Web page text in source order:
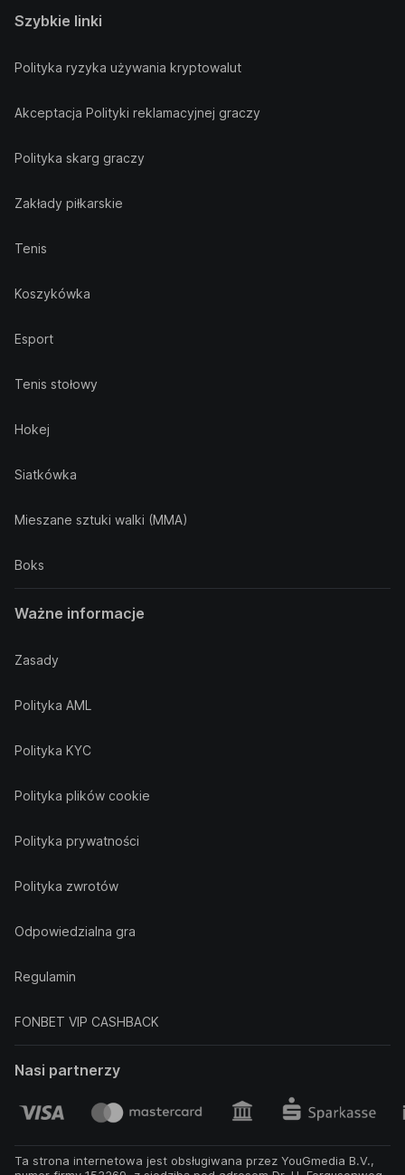
Szybkie linki
Polityka ryzyka używania kryptowalut
Akceptacja Polityki reklamacyjnej graczy
Polityka skarg graczy
Zakłady piłkarskie
Tenis
Koszykówka
Esport
Tenis stołowy
Hokej
Siatkówka
Mieszane sztuki walki (MMA)
Boks
Ważne informacje
Zasady
Polityka AML
Polityka KYC
Polityka plików cookie
Polityka prywatności
Polityka zwrotów
Odpowiedzialna gra
Regulamin
FONBET VIP CASHBACK
Nasi partnerzy
Ta strona internetowa jest obsługiwana przez YouGmedia B.V.,